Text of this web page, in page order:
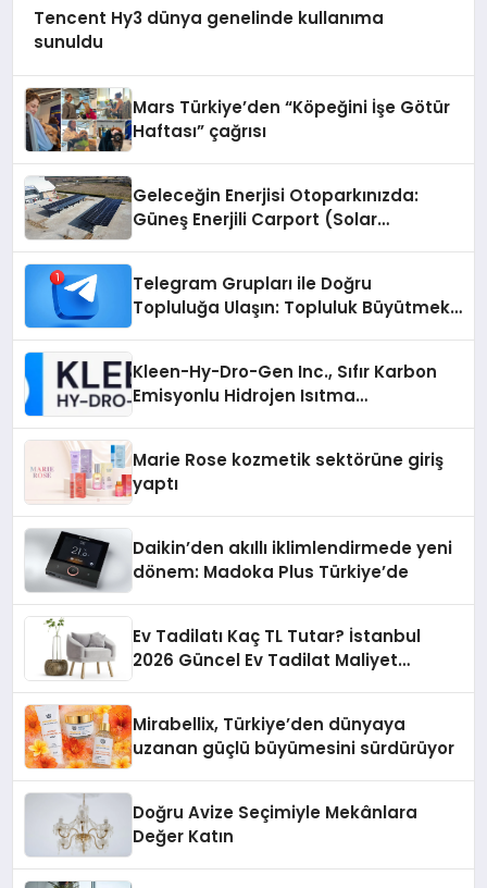
Tencent Hy3 dünya genelinde kullanıma
sunuldu
Mars Türkiye’den “Köpeğini İşe Götür
Haftası” çağrısı
Geleceğin Enerjisi Otoparkınızda:
Güneş Enerjili Carport (Solar
Telegram Grupları ile Doğru
Topluluğa Ulaşın: Topluluk Büyütmek
Kleen-Hy-Dro-Gen Inc., Sıfır Karbon
Emisyonlu Hidrojen Isıtma
Marie Rose kozmetik sektörüne giriş
yaptı
Daikin’den akıllı iklimlendirmede yeni
dönem: Madoka Plus Türkiye’de
Ev Tadilatı Kaç TL Tutar? İstanbul
2026 Güncel Ev Tadilat Maliyet
Mirabellix, Türkiye’den dünyaya
uzanan güçlü büyümesini sürdürüyor
Doğru Avize Seçimiyle Mekânlara
Değer Katın